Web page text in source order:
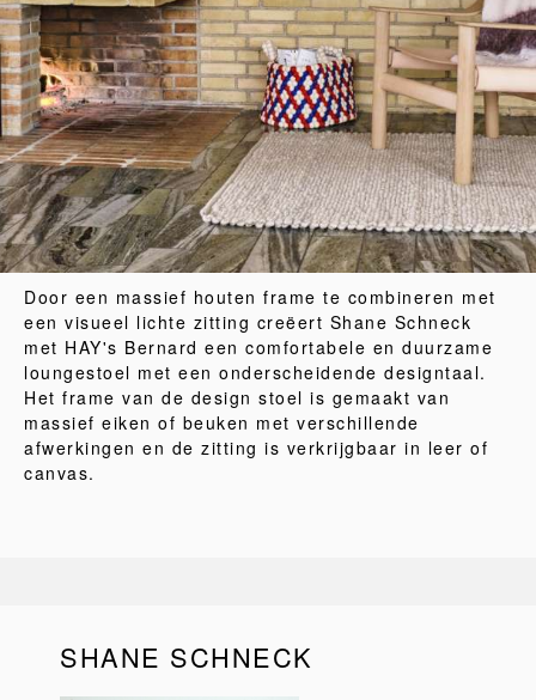
Door een massief houten frame te combineren met
een visueel lichte zitting creëert Shane Schneck
met HAY's Bernard een comfortabele en duurzame
loungestoel met een onderscheidende designtaal.
Het frame van de design stoel is gemaakt van
massief eiken of beuken met verschillende
afwerkingen en de zitting is verkrijgbaar in leer of
canvas.
SHANE SCHNECK